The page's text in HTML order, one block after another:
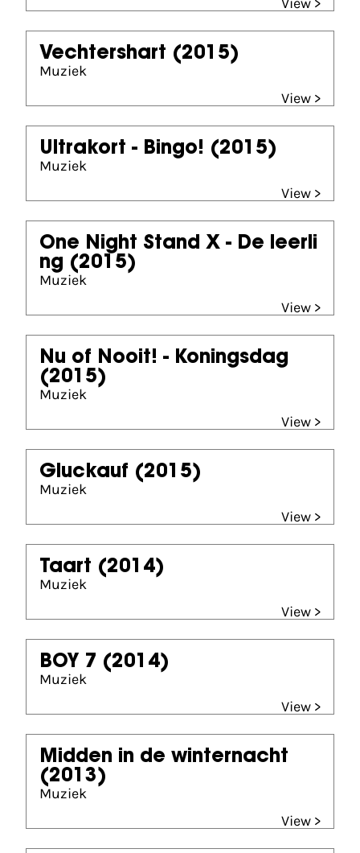
Vechtershart (2015)
Muziek
View >
Ultrakort - Bingo! (2015)
Muziek
View >
One Night Stand X - De leerli
ng (2015)
Muziek
View >
Nu of Nooit! - Koningsdag
(2015)
Muziek
View >
Gluckauf (2015)
Muziek
View >
Taart (2014)
Muziek
View >
BOY 7 (2014)
Muziek
View >
Midden in de winternacht
(2013)
Muziek
View >